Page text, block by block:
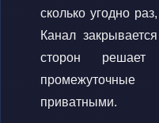
сколько угодно
Канал
сторон
приватными.